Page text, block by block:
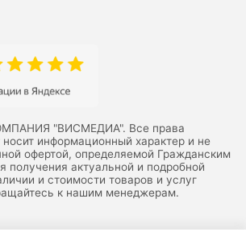
"ВИСМЕДИА". Все права
информационный характер и не
офертой, определяемой Гражданским
получения актуальной и подробной
и стоимости товаров и услуг
к нашим менеджерам.